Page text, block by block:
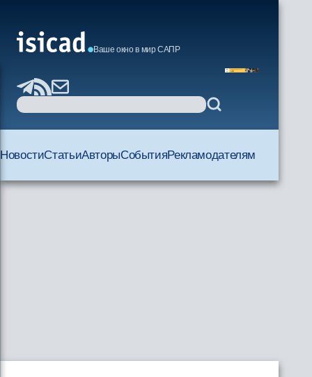
Ваше окно в мир САПР
НовостиСтатьиАвторыСобытияРекламодателям